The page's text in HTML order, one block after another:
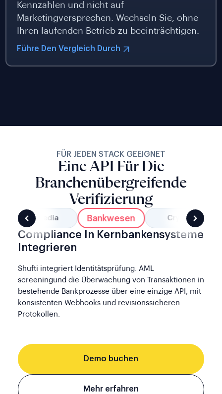
Kennzahlen und nicht auf
Marketingversprechen. Wechseln Sie, ohne
Ihren laufenden Betrieb zu beeinträchtigen.
Führe Den Vergleich Durch
FÜR JEDEN STACK GEEIGNET
Eine API Für Die
Branchenübergreifende
Verifizierung
Social Media Bankwesen Crypto
Compliance In Kernbankensysteme
Integrieren
Shufti integriert Identitätsprüfung. AML
screeningund die Überwachung von Transaktionen in
bestehende Bankprozesse über eine einzige API, mit
konsistenten Webhooks und revisionssicheren
Protokollen.
Demo buchen
Mehr erfahren